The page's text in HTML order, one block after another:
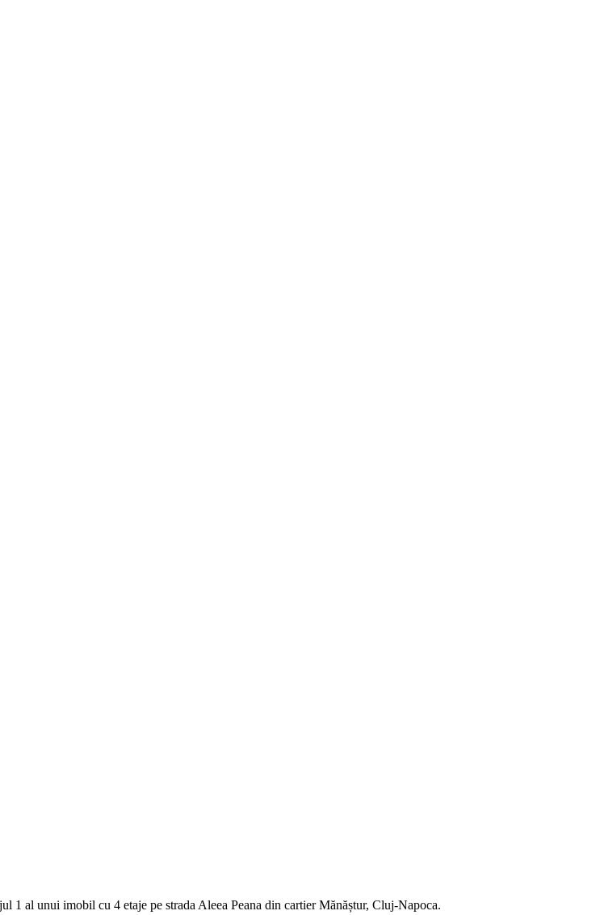
1 al unui imobil cu 4 etaje pe strada Aleea Peana din cartier Mănăștur, Cluj-Napoca.